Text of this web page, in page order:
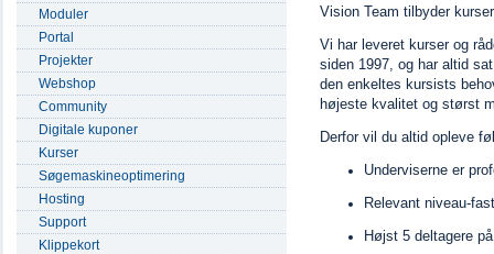
Moduler
Portal
Projekter
Webshop
Community
Digitale kuponer
Kurser
Søgemaskineoptimering
Hosting
Support
Klippekort
Vision Team tilbyder
Vi har leveret kurser og
siden 1997, og har altid
den enkeltes kursists
højeste kvalitet og størst
Derfor vil du altid opleve
Underviserne er
Relevant niveau-
Højst 5 deltagere